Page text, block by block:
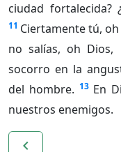
ciudad fortalecida?
11 Ciertamente tú,
no salías, oh Dios,
socorro en la
del hombre. 13 En
nuestros enemigos.
navigate_before